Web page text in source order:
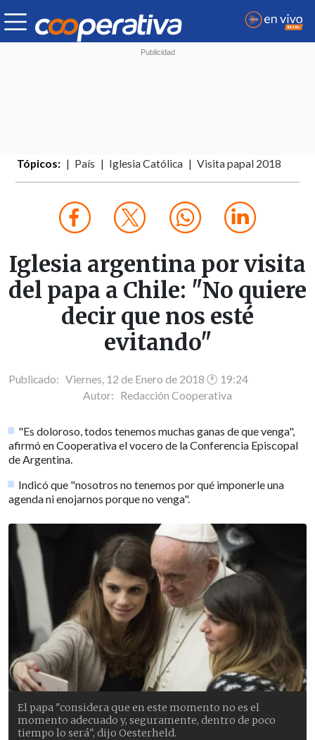
Tópicos: País Iglesia Católica Visita papal 2018
Iglesia argentina por visita
del papa a Chile: "No quiere
decir que nos esté
evitando"
Publicado: Viernes, 12 de Enero de 2018 🕐 19:24
Autor: Redacción Cooperativa
"Es doloroso, todos tenemos muchas ganas de que venga",
afirmó en Cooperativa el vocero de la Conferencia Episcopal
de Argentina.
Indicó que "nosotros no tenemos por qué imponerle una
agenda ni enojarnos porque no venga".
El papa "considera que en este momento no es el
momento adecuado y, seguramente, dentro de poco
tiempo lo será", dijo Oesterheld.